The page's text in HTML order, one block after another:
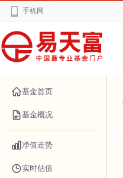
手机网
基金首页
基金概况
净值走势
实时估值